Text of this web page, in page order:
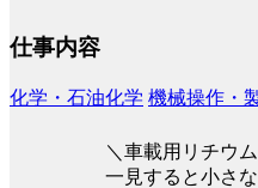
仕事内容
化学・石油化学 機械操作・
＼車載用リチウ
一見すると小さ